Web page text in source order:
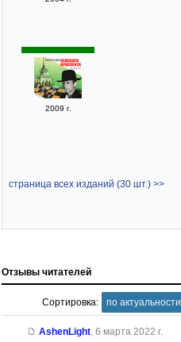
2009 г.
страница всех изданий (30 шт.) >>
Отзывы читателей
Сортировка: по актуальности
AshenLight, 6 марта 2022 г.